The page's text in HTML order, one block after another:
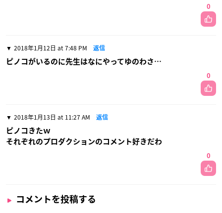
0
2018年1月12日 at 7:48 PM 返信
ピノコがいるのに先生はなにやってゆのわさ…
0
2018年1月13日 at 11:27 AM 返信
ピノコきたｗ
それぞれのプロダクションのコメント好きだわ
0
コメントを投稿する